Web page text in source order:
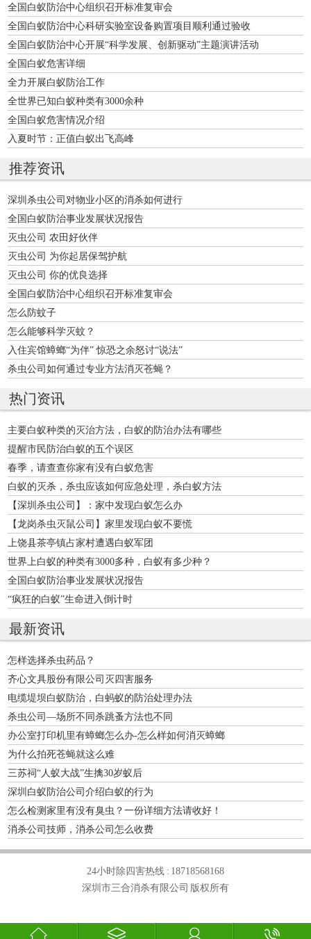
全国白蚁防治中心组织召开标准复审会
全国白蚁防治中心科研实验室设备购置项目顺利通过验收
全国白蚁防治中心开展“科学发展、创新驱动”主题演讲活动
全国白蚁危害详细
全力开展白蚁防治工作
全世界已知白蚁种类有3000余种
全国白蚁危害情况介绍
入夏时节：正值白蚁出飞高峰
推荐资讯
深圳杀虫公司对物业小区的消杀如何进行
全国白蚁防治事业发展状况报告
灭虫公司 农田好伙伴
灭虫公司 为你起居保驾护航
灭虫公司 你的优良选择
全国白蚁防治中心组织召开标准复审会
怎么防蚊子
怎么能够科学灭蚊？
入住宾馆蟑螂“为伴” 惊恐之余怒讨“说法”
杀虫公司如何通过专业方法消灭苍蝇？
热门资讯
主要白蚁种类的灭治方法，白蚁的防治办法有哪些
提醒市民防治白蚁的五个误区
春季，请查查你家有没有白蚁危害
白蚁的灭杀，杀虫应该如何应急处理，杀白蚁方法
【深圳杀虫公司】：家中发现白蚁怎么办
【龙岗杀虫灭鼠公司】家里发现白蚁不要慌
上饶县茶亭镇占家村遭遇白蚁军团
世界上白蚁的种类有3000多种，白蚁有多少种？
全国白蚁防治事业发展状况报告
“疯狂的白蚁”生命进入倒计时
最新资讯
怎样选择杀虫药品？
齐心文具股份有限公司灭四害服务
电缆堤坝白蚁防治，白蚂蚁的防治处理办法
杀虫公司—场所不同杀跳蚤方法也不同
办公室打印机里有蟑螂怎么办-怎么样如何消灭蟑螂
为什么拍死苍蝇就这么难
三苏祠“人蚁大战”生擒30岁蚁后
深圳白蚁防治公司介绍白蚁的行为
怎么检测家里有没有臭虫？一份详细方法请收好！
消杀公司技师，消杀公司怎么收费
24小时除四害热线 : 18718568168
深圳市三合消杀有限公司 版权所有